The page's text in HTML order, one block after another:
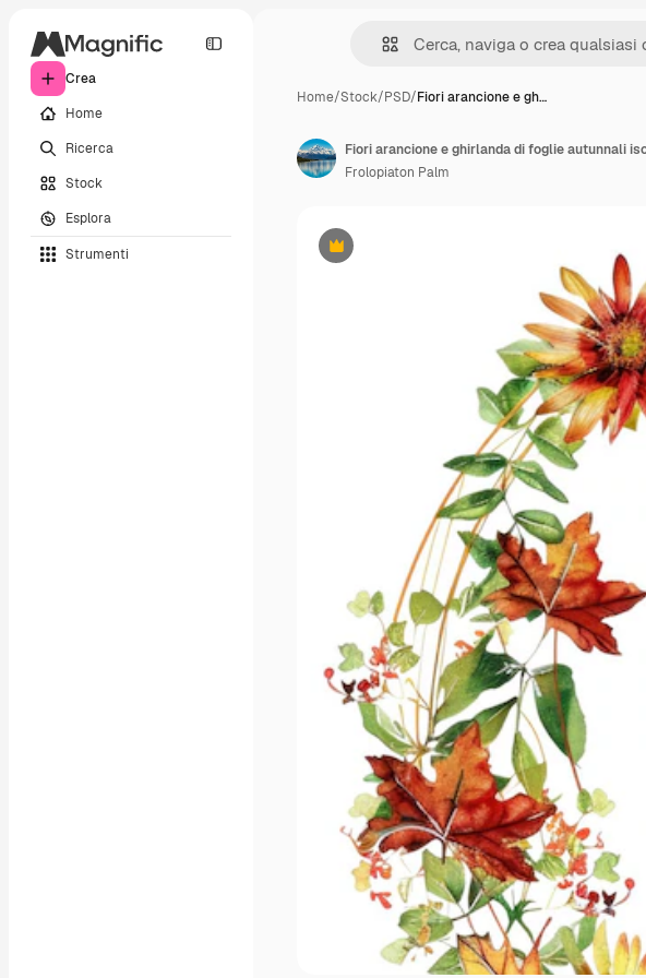
Crea
Home
Ricerca
Stock
Esplora
Strumenti
Home/Stock/PSD/Fiori arancione e gh…
Premium
Fiori arancione e ghirlanda di foglie autunnali
Frolopiaton Palm